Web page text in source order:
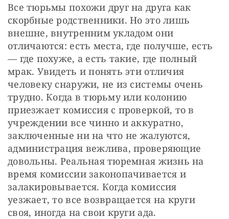
Все тюрьмы похожи друг на друга как
скорбные родственники. Но это лишь
внешне, внутренним укладом они
отличаются: есть места, где получше, есть
— ​где похуже, а есть такие, где полный
мрак. Увидеть и понять эти отличия
человеку снаружи, не из системы очень
трудно. Когда в тюрьму или колонию
приезжает комиссия с проверкой, то в
учреждении все чинно и аккуратно,
заключенные ни на что не жалуются,
администрация вежлива, проверяющие
довольны. Реальная тюремная жизнь на
время комиссии законопачивается и
залакировывается. Когда комиссия
уезжает, то все возвращается на круги
своя, иногда на свои круги ада.